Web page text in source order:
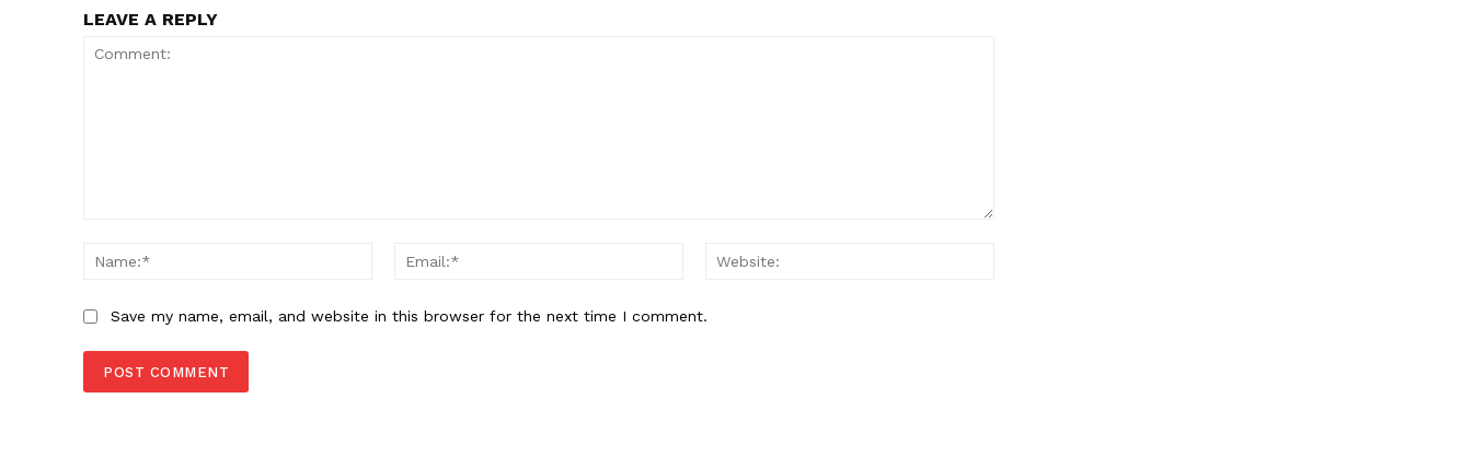
LEAVE A REPLY
Name:*
Email:*
Save my name, email, and website in this browser for the next time I comment.